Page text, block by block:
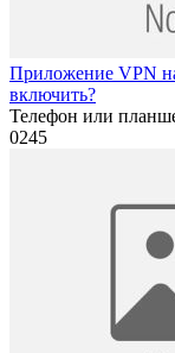
Приложение VPN
включить?
Телефон или
0245